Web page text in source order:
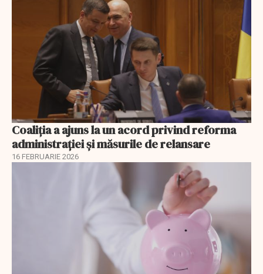
Coaliția a ajuns la un acord privind reforma
administrației și măsurile de relansare
16 FEBRUARIE 2026